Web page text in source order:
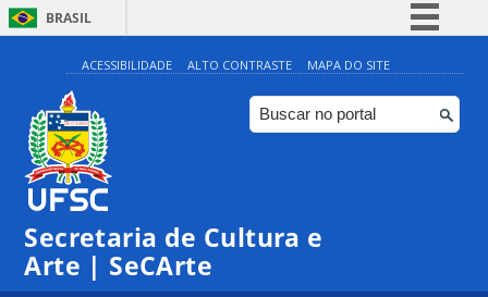
BRASIL
Simplifique!
Comunica BR
Participe
ACESSIBILIDADE ALTO CONTRASTE MAPA DO SITE
Secretaria de Cultura e
Arte | SeCArte